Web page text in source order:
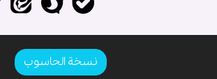
نسخة الحاسوب